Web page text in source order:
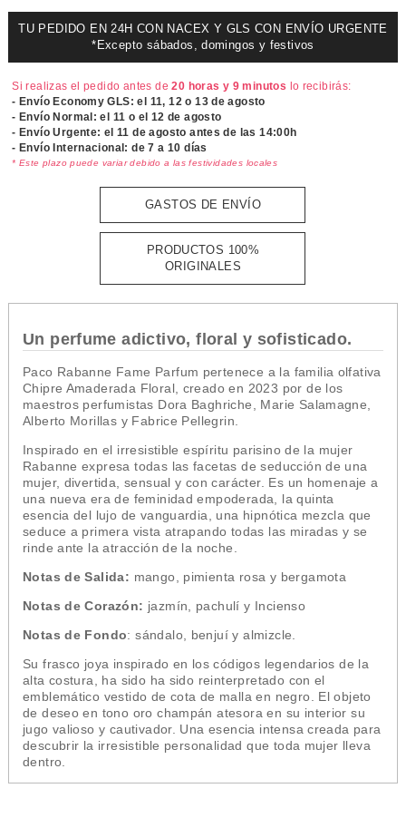
TU PEDIDO EN 24H CON NACEX Y GLS CON ENVÍO URGENTE
*Excepto sábados, domingos y festivos
Si realizas el pedido antes de20 horas y 9 minutos lo recibirás:
- Envío Economy GLS: el 11, 12 o 13 de agosto
- Envío Normal: el 11 o el 12 de agosto
- Envío Urgente: el11 de agosto antes de las 14:00h
- Envío Internacional: de 7 a 10 días
* Este plazo puede variar debido a las festividades locales
GASTOS DE ENVÍO
PRODUCTOS 100%
ORIGINALES
Un perfume adictivo, floral y sofisticado.
Paco Rabanne Fame Parfum pertenece a la familia olfativa
Chipre Amaderada Floral, creado en 2023 por de los
maestros perfumistas Dora Baghriche, Marie Salamagne,
Alberto Morillas y Fabrice Pellegrin.
Inspirado en el irresistible espíritu parisino de la mujer
Rabanne expresa todas las facetas de seducción de una
mujer, divertida, sensual y con carácter. Es un homenaje a
una nueva era de feminidad empoderada, la quinta
esencia del lujo de vanguardia, una hipnótica mezcla que
seduce a primera vista atrapando todas las miradas y se
rinde ante la atracción de la noche
Notas de Salida: mango, pimienta rosa y bergamota
Notas de Corazón: jazmín, pachulí y Incienso
Notas de Fondo: sándalo, benjuí y almizcle.
Su frasco joya inspirado en los códigos legendarios de la
alta costura, ha sido ha sido reinterpretado con el
emblemático vestido de cota de malla en negro. El objeto
de deseo en tono oro champán atesora en su interior su
jugo valioso y cautivador. Una esencia intensa creada para
descubrir la irresistible personalidad que toda mujer lleva
dentro.